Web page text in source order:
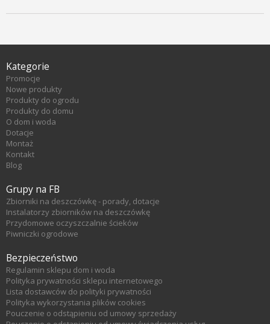
Kategorie
Promocje
Nowe produkty
Produkty do ogrodu
Produkty do domu
O dom i woda
Dotacje
Montaż
Kontakt
Blog
Grupy na FB
Zbiorniki na deszczówkę - porady, dotacje
Instalatorzy zbiorników na deszczówkę
Przydomowe oczyszczalnie ścieków
Piwniczki ogrodowe
Bezpieczeństwo
Regulamin sklepu dom i woda
Polityka prywatności sklepu internetowego
Lista dostawców do polityki prywatności
Polityka wykorzystania plików cookies
Pouczenie o odstąpieniu od umowy sprzedaży